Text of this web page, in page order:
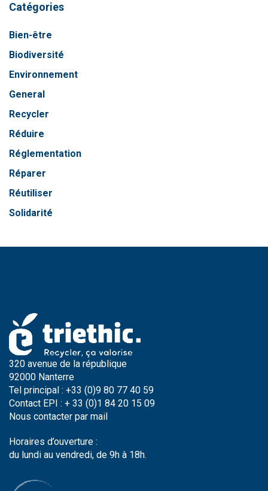
Catégories
Bien-être
Biodiversité
Environnement
General
Recycler
Réduire
Réglementation
Réparer
Réutiliser
Solidarité
320 avenue de la république
92000 Nanterre
Tel principal : +33 (0)9 80 77 40 59
Contact EPI : + 33 (0)1 84 20 15 09
Nous contacter par mail
Horaires d’ouverture :
du lundi au vendredi, de 9h à 18h.